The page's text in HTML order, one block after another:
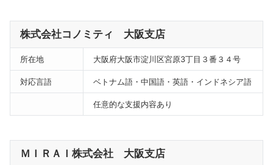
株式会社コノミティ 大阪支店
所在地 大阪府大阪市淀川区宮原3丁目３番３４号
対応言語 ベトナム語・中国語・英語・インドネシア語
任意的な支援内容あり
ＭＩＲＡＩ株式会社 大阪支店